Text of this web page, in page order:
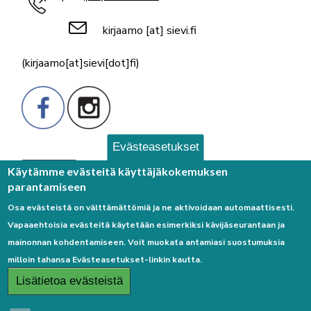
Koko päivä
uutena vuotena
3. tammikuuta 2026
kirjastossa
Koko päivä
Kunnantalo on suljettu yleisöltä
22.12.2025 - 9.1.2026
kirjaamo [at] sievi.fi
(kirjaamo[at]sievi[dot]fi)
Palaute
Linkkejä
Etusivulle
Evästeasetukset
Käytämme evästeitä käyttäjäkokemuksen
parantamiseen
Osa evästeistä on välttämättömiä ja ne aktivoidaan automaattisesti.
Vapaaehtoisia evästeitä käytetään esimerkiksi kävijäseurantaan ja
mainonnan kohdentamiseen. Voit muokata antamiasi suostumuksia
milloin tahansa Evästeasetukset-linkin kautta.
Lisätietoa evästeistä